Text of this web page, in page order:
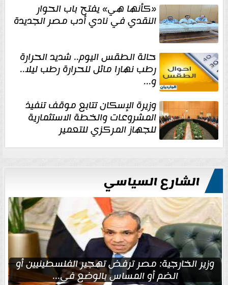
«كأنها هي» يفتح باب الحوار
النقدي في نادي أدب مصر الجديدة
حالة الطقس اليوم.. شديد الحرارة
رطب نهارا مائل للحرارة رطب ليلا..
و...
وزيرة الإسكان تتابع موقف تنفيذ
المشروعات والخطة الاستثمارية
للجهاز المركزي للتعمير
الشارع السياسي
وزير الخارجية: مصر ترفض تهجير الفلسطينيين أو
الضم أو المساس بالوضع في...